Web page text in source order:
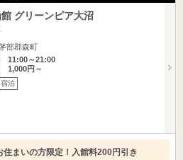
グリーンピア大沼
部郡森町
11:00～21:00
1,000円～
宿泊
住まいの方限定！入館料200円引き